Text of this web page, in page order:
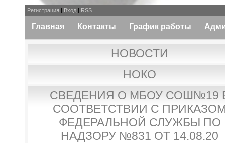
Регистрация | Вход | RSS
Главная Контакты График работы
НОВОСТИ
НОКО
СВЕДЕНИЯ О МБОУ СОШ№19
СООТВЕТСТВИИ С
ФЕДЕРАЛЬНОЙ СЛУЖБЫ ПО
НАДЗОРУ №831 ОТ 14.08.20